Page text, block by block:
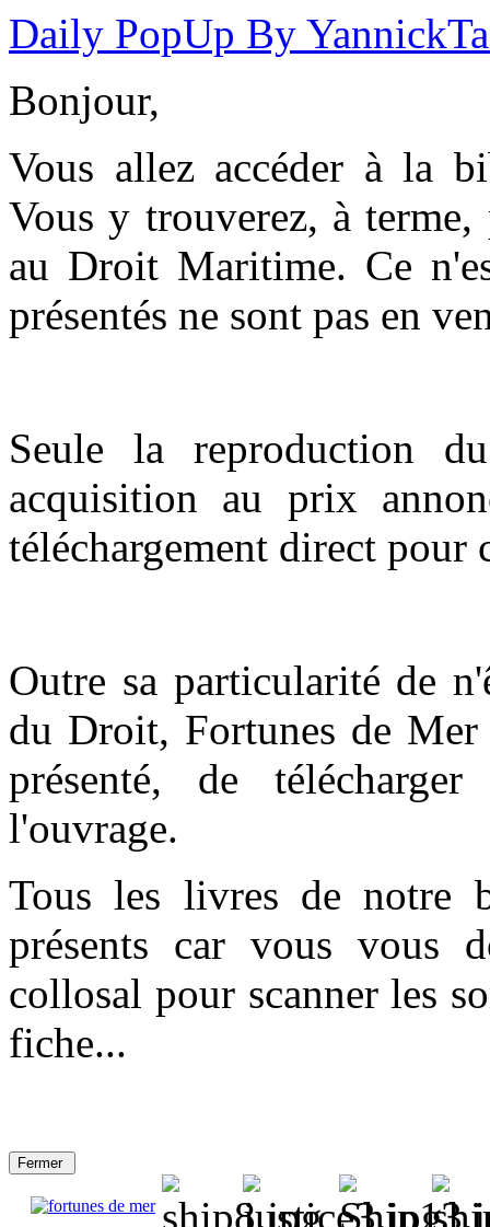
Daily PopUp By
Bonjour,
Vous allez accéder à la
Vous y trouverez, à terme,
au Droit Maritime. Ce
présentés ne sont pas en
Seule la reproduction
acquisition au prix
téléchargement direct pour
Outre sa particularité de
du Droit, Fortunes de
présenté, de
l'ouvrage.
Tous les livres de notre
présents car vous vous
collosal pour scanner les
fiche...